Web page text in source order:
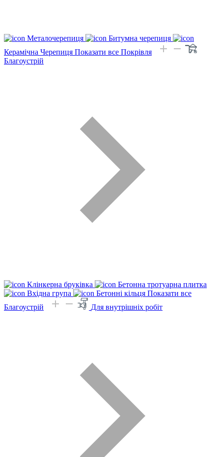
Металочерепиця
Битумна черепиця
Керамічна Черепиця Показати все Покрівля
Благоустрій
Клінкерна бруківка
Бетонна тротуарна плитка
Вхідна група
Бетонні кільця Показати все
Благоустрій
Для внутрішніх робіт